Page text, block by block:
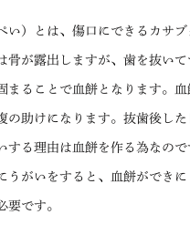
い）とは、傷口にできるカサ
骨が露出しますが、歯を抜い
まることで血餅となります。
の助けになります。抜歯後し
する理由は血餅を作る為なの
うがいをすると、血餅ができに
要です。